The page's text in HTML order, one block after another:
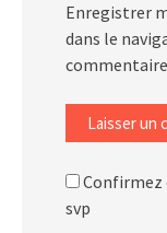
Enregistrer
dans le
Confirmez
svp